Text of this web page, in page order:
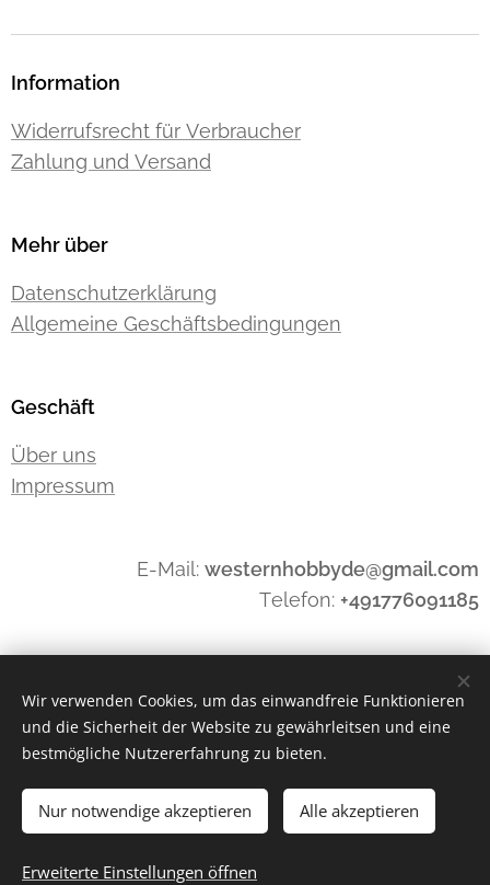
Zum Warenkorb hinzufügen
Information
Widerrufsrecht für Verbraucher
Zahlung und Versand
Mehr über
Datenschutzerklärung
Allgemeine Geschäftsbedingungen
Geschäft
Über uns
Impressum
E-Mail: westernhobbyde@gmail.com
Telefon: +491776091185
Cookies
Wir verwenden Cookies, um das einwandfreie Funktionieren
und die Sicherheit der Website zu gewährleitsen und eine
bestmögliche Nutzererfahrung zu bieten.
Nur notwendige akzeptieren Alle akzeptieren
Erweiterte Einstellungen öffnen